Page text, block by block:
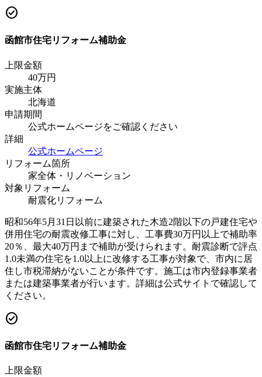
check_circle
函館市住宅リフォーム補助金
上限金額
40万円
実施主体
北海道
申請期間
公式ホームページをご確認ください
詳細
公式ホームページ
リフォーム箇所
家全体・リノベーション
対象リフォーム
耐震化リフォーム
昭和56年5月31日以前に建築された木造2階以下の戸建住宅や
併用住宅の耐震改修工事に対し、工事費30万円以上で補助率
20％、最大40万円まで補助が受けられます。耐震診断で評点
1.0未満の住宅を1.0以上に改修する工事が対象で、市内に居
住し市税滞納がないことが条件です。施工は市内登録事業者
または建築事業者が行います。詳細は公式サイトで確認して
ください。
check_circle
函館市住宅リフォーム補助金
上限金額